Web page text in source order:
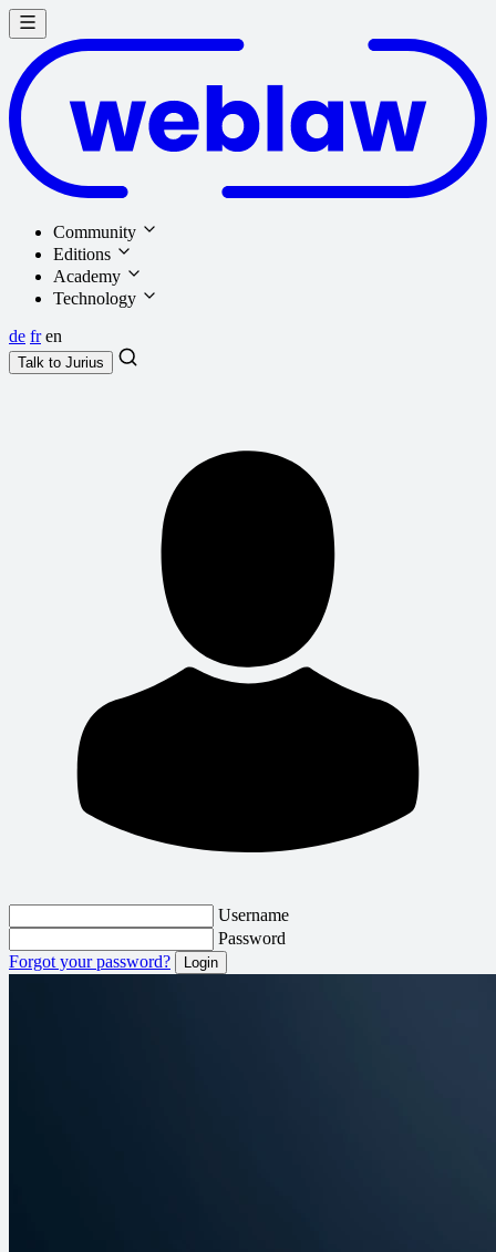
Community
Editions
Academy
Technology
de fr en
Talk to Jurius
Username
Password
Forgot your password?